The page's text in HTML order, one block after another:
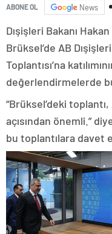
ABONE OL News
Dışişleri Bakanı
Brüksel’de AB
Toplantısı’na
değerlendirmelerde
“Brüksel’deki
açısından önemli.”
bu toplantılara davet